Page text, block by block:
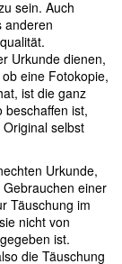
sein. Auch
anderen
Urkunde dienen,
eine Fotokopie,
ist die ganz
ist,
selbst
Urkunde,
einer
Täuschung im
nicht von
ist.
die Täuschung